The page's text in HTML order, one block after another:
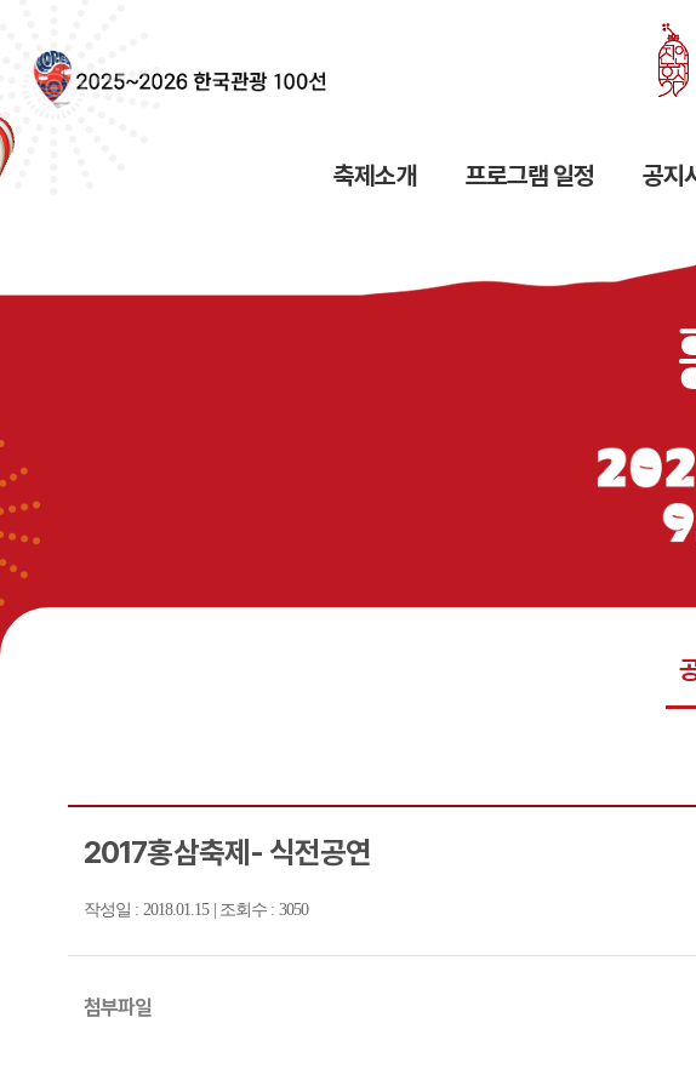
축제소개 프로그램 일정 공지
2017홍삼축제- 식전공연
작성일 : 2018.01.15 | 조회수 : 3050
첨부파일